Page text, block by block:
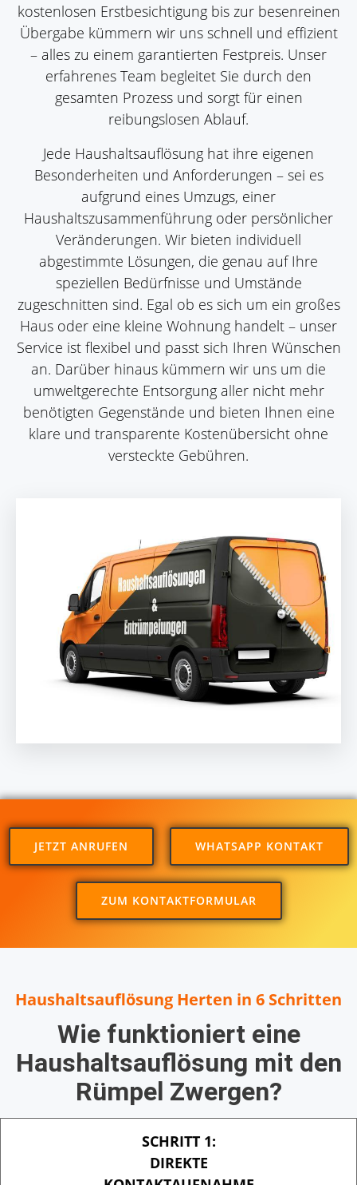
kostenlosen Erstbesichtigung bis zur besenreinen
Übergabe kümmern wir uns schnell und effizient
– alles zu einem garantierten Festpreis. Unser
erfahrenes Team begleitet Sie durch den
gesamten Prozess und sorgt für einen
reibungslosen Ablauf.
Jede Haushaltsauflösung hat ihre eigenen
Besonderheiten und Anforderungen – sei es
aufgrund eines Umzugs, einer
Haushaltszusammenführung oder persönlicher
Veränderungen. Wir bieten individuell
abgestimmte Lösungen, die genau auf Ihre
speziellen Bedürfnisse und Umstände
zugeschnitten sind. Egal ob es sich um ein großes
Haus oder eine kleine Wohnung handelt – unser
Service ist flexibel und passt sich Ihren Wünschen
an. Darüber hinaus kümmern wir uns um die
umweltgerechte Entsorgung aller nicht mehr
benötigten Gegenstände und bieten Ihnen eine
klare und transparente Kostenübersicht ohne
versteckte Gebühren.
JETZT ANRUFEN WHATSAPP KONTAKT
ZUM KONTAKTFORMULAR
Haushaltsauflösung Herten in 6 Schritten
Wie funktioniert eine
Haushaltsauflösung mit den
Rümpel Zwergen?
SCHRITT 1:
DIREKTE